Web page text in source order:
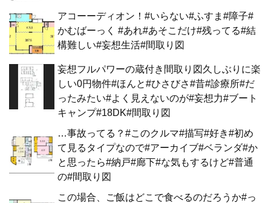
アコーーディオン！#いらない#ふすま#障子#
かむばーっく #あれ#あそこだけ#残ってる#結
構難しい#妄想生活#間取り図
妄想フルパワーの蔵付き間取り図久しぶりに楽
しい0円物件#ほんと#ひさびさ#昔#診療所#だ
ったみたい#よく見えないのが#妄想力#ブート
キャンプ#18DK#間取り図
…事故ってる？#このクルマ#描写#好き#初め
て見るタイプなので#アーカイブ#ベランダ#か
と思ったら#納戸#廊下#な気もするけど#普通
の#間取り図
この場合、ご飯はどこで食べるのだろうか#っ